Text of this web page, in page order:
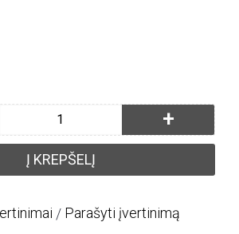
+
Į KREPŠELĮ
/ Parašyti įvertinimą